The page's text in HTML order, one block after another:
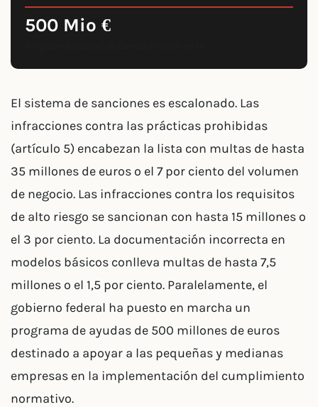
500 Mio €
El sistema de sanciones es escalonado. Las
infracciones contra las prácticas prohibidas
(artículo 5) encabezan la lista con multas de hasta
35 millones de euros o el 7 por ciento del volumen
de negocio. Las infracciones contra los requisitos
de alto riesgo se sancionan con hasta 15 millones o
el 3 por ciento. La documentación incorrecta en
modelos básicos conlleva multas de hasta 7,5
millones o el 1,5 por ciento. Paralelamente, el
gobierno federal ha puesto en marcha un
programa de ayudas de 500 millones de euros
destinado a apoyar a las pequeñas y medianas
empresas en la implementación del cumplimiento
normativo.